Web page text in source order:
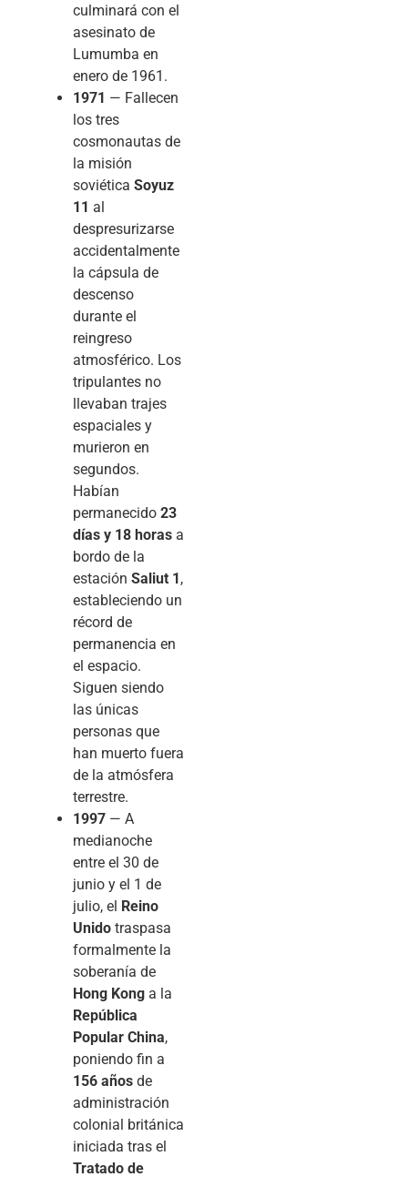
culminará con el
asesinato de
Lumumba en
enero de 1961.
1971 — Fallecen
los tres
cosmonautas de
la misión
soviética Soyuz
11 al
despresurizarse
accidentalmente
la cápsula de
descenso
durante el
reingreso
atmosférico. Los
tripulantes no
llevaban trajes
espaciales y
murieron en
segundos.
Habían
permanecido 23
días y 18 horas a
bordo de la
estación Saliut 1,
estableciendo un
récord de
permanencia en
el espacio.
Siguen siendo
las únicas
personas que
han muerto fuera
de la atmósfera
terrestre.
1997 — A
medianoche
entre el 30 de
junio y el 1 de
julio, el Reino
Unido traspasa
formalmente la
soberanía de
Hong Kong a la
República
Popular China,
poniendo fin a
156 años de
administración
colonial británica
iniciada tras el
Tratado de